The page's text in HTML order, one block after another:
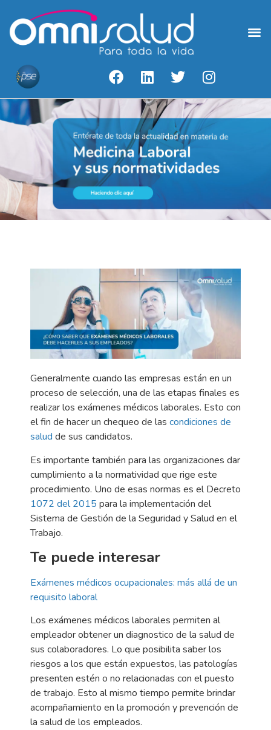
Generalmente cuando las empresas están en un
proceso de selección, una de las etapas finales es
realizar los exámenes médicos laborales. Esto con
el fin de hacer un chequeo de las condiciones de
salud de sus candidatos.
Es importante también para las organizaciones dar
cumplimiento a la normatividad que rige este
procedimiento. Uno de esas normas es el Decreto
1072 del 2015 para la implementación del
Sistema de Gestión de la Seguridad y Salud en el
Trabajo.
Te puede interesar
Exámenes médicos ocupacionales: más allá de un
requisito laboral
Los exámenes médicos laborales permiten al
empleador obtener un diagnostico de la salud de
sus colaboradores. Lo que posibilita saber los
riesgos a los que están expuestos, las patologías
presenten estén o no relacionadas con el puesto
de trabajo. Esto al mismo tiempo permite brindar
acompañamiento en la promoción y prevención de
la salud de los empleados.